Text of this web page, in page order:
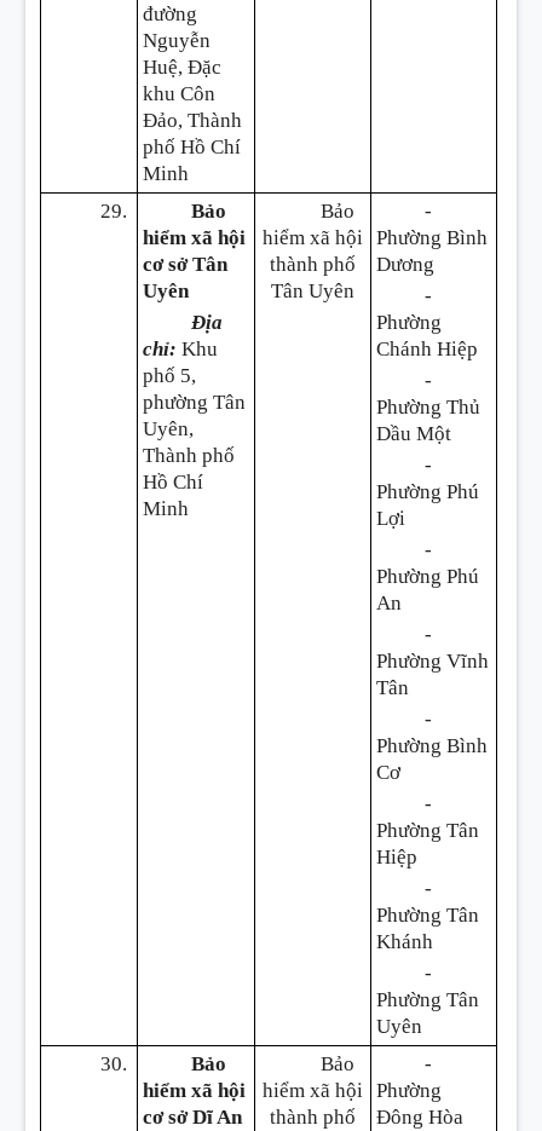
đường
Nguyễn
Huệ, Đặc
khu Côn
Đảo, Thành
phố Hồ Chí
Minh
29.
Bảo
hiểm xã hội
cơ sở Tân
Uyên
Địa
chỉ: Khu
phố 5,
phường Tân
Uyên,
Thành phố
Hồ Chí
Minh
Bảo
hiểm xã hội
thành phố
Tân Uyên
-
Phường Bình
Dương
-
Phường
Chánh Hiệp
-
Phường Thủ
Dầu Một
-
Phường Phú
Lợi
-
Phường Phú
An
-
Phường Vĩnh
Tân
-
Phường Bình
Cơ
-
Phường Tân
Hiệp
-
Phường Tân
Khánh
-
Phường Tân
Uyên
30.
Bảo
hiểm xã hội
cơ sở Dĩ An
Bảo
hiểm xã hội
thành phố
-
Phường
Đông Hòa